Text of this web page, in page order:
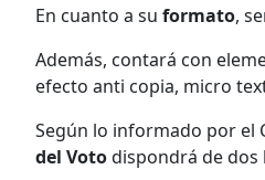
En cuanto a su formato,
Además, contará con
efecto anti copia, micro
Según lo informado por el
del Votodispondrá de dos